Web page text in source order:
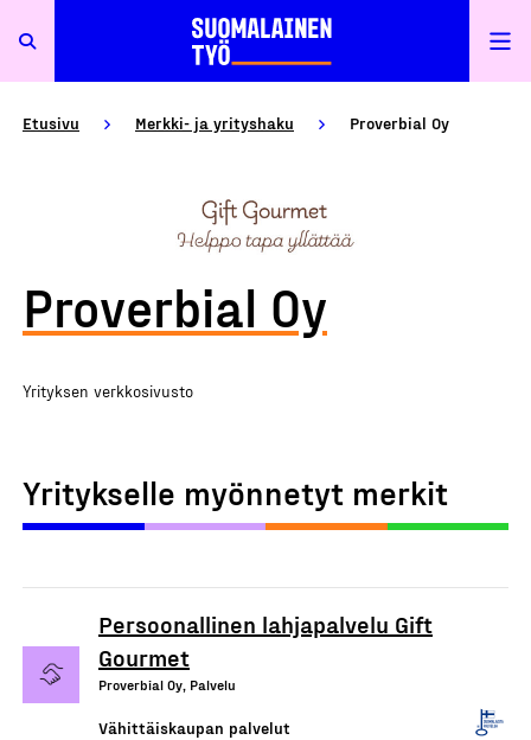
Etusivu Merkki- ja yrityshaku Proverbial Oy
Proverbial Oy
Yrityksen verkkosivusto
Yritykselle myönnetyt merkit
Persoonallinen lahjapalvelu Gift
Gourmet
Proverbial Oy, Palvelu
Vähittäiskaupan palvelut